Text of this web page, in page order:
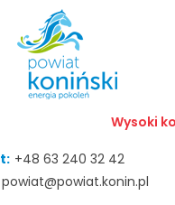
Wysoki
t: +48 63 240 32 42
powiat@powiat.konin.pl